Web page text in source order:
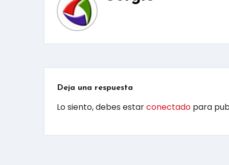
Deja una respuesta
Lo siento, debes estarconectado para